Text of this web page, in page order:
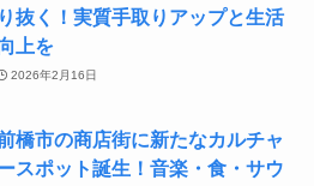
り抜く！実質手取りアップと生活
上を
2026年2月16日
橋市の商店街に新たなカルチャ
スポット誕生！音楽・食・サウ